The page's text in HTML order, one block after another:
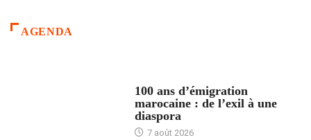
AGENDA
100 ans d’émigration
marocaine : de l’exil à une
diaspora
7 août 2026